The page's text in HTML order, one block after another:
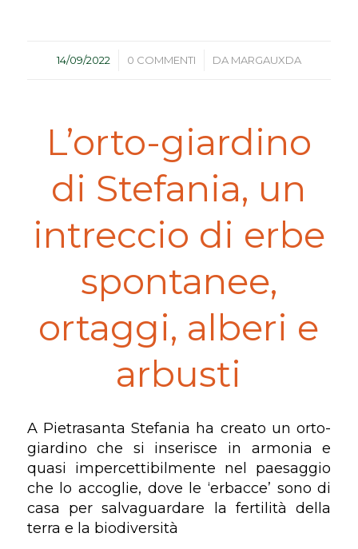
14/09/2022
/ 0 COMMENTI
/ DA MARGAUXDA
L’orto-giardino
di Stefania, un
intreccio di erbe
spontanee,
ortaggi, alberi e
arbusti
A Pietrasanta Stefania ha creato un orto-
giardino che si inserisce in armonia e
quasi impercettibilmente nel paesaggio
che lo accoglie, dove le ‘erbacce’ sono di
casa per salvaguardare la fertilità della
terra e la biodiversità